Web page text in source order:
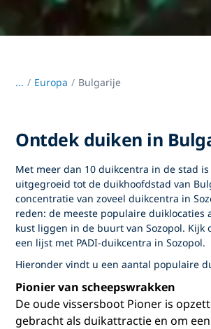
... / Europa Bulgarije
Ontdek duiken in
Met meer dan 10 duikcentra in de stad is
uitgegroeid tot de duikhoofdstad van
concentratie van zoveel duikcentra in
reden: de meeste populaire duiklocaties
kust liggen in de buurt van Sozopol. Kijk
een lijst met PADI-duikcentra in Sozopol.
Hieronder vindt u een aantal populaire
Pionier van scheepswrakken
De oude vissersboot Pioner is
gebracht als duikattractie en om